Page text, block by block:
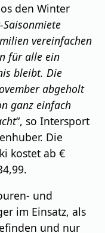
den Winter
vereinfachen
für alle ein
bleibt. Die
abgeholt
ganz einfach
“, so Intersport
Die
kostet ab €
und
im Einsatz, als
und nur